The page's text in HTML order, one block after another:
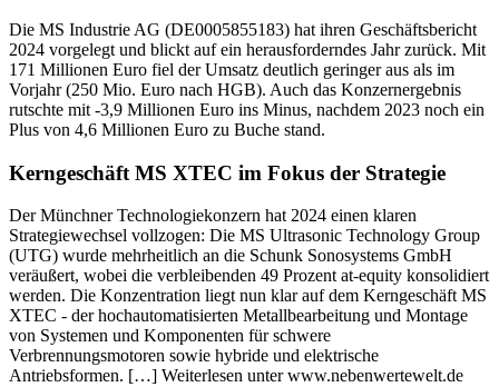
Die MS Industrie AG (DE0005855183) hat ihren Geschäftsbericht
2024 vorgelegt und blickt auf ein herausforderndes Jahr zurück. Mit
171 Millionen Euro fiel der Umsatz deutlich geringer aus als im
Vorjahr (250 Mio. Euro nach HGB). Auch das Konzernergebnis
rutschte mit -3,9 Millionen Euro ins Minus, nachdem 2023 noch ein
Plus von 4,6 Millionen Euro zu Buche stand.
Kerngeschäft MS XTEC im Fokus der Strategie
Der Münchner Technologiekonzern hat 2024 einen klaren
Strategiewechsel vollzogen: Die MS Ultrasonic Technology Group
(UTG) wurde mehrheitlich an die Schunk Sonosystems GmbH
veräußert, wobei die verbleibenden 49 Prozent at-equity konsolidiert
werden. Die Konzentration liegt nun klar auf dem Kerngeschäft MS
XTEC - der hochautomatisierten Metallbearbeitung und Montage
von Systemen und Komponenten für schwere
Verbrennungsmotoren sowie hybride und elektrische
Antriebsformen. […] Weiterlesen unter www.nebenwertewelt.de